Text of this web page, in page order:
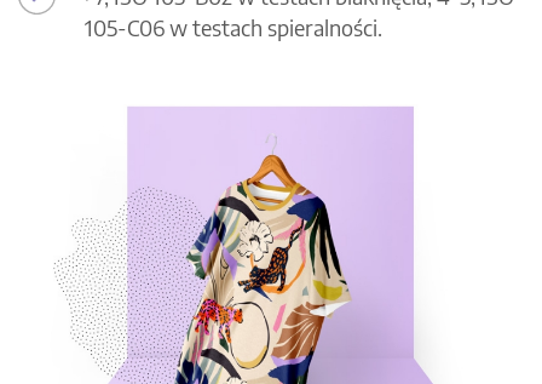
105-C06 w testach spieralności.